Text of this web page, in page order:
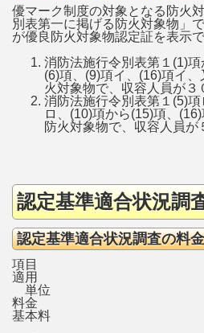
優マーク制度の対象となる防火
別表第一に掲げる防火対象物」
が優良防火対象物認定証を表示
消防法施行令別表第１(1)項
(6)項、(9)項イ、(16)項イ
火対象物で、収容人員が３
消防法施行令別表第１(5)
ロ、(10)項から(15)項、
防火対象物で、収容人員が
認定基準適合状況調
認定基準適合状況調査の料金
項目
適用
単位
料金
基本料